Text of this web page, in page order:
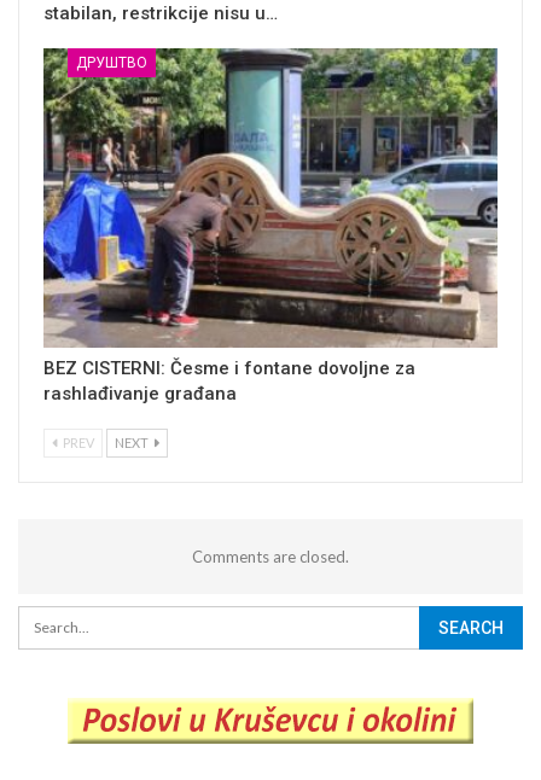
stabilan, restrikcije nisu u…
ДРУШТВО
BEZ CISTERNI: Česme i fontane dovoljne za
rashlađivanje građana
PREV NEXT
Comments are closed.